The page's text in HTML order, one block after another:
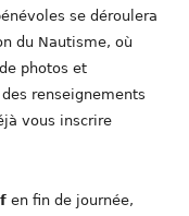
se déroulera
du Nautisme, où
photos et
renseignements
vous inscrire
en fin de journée,